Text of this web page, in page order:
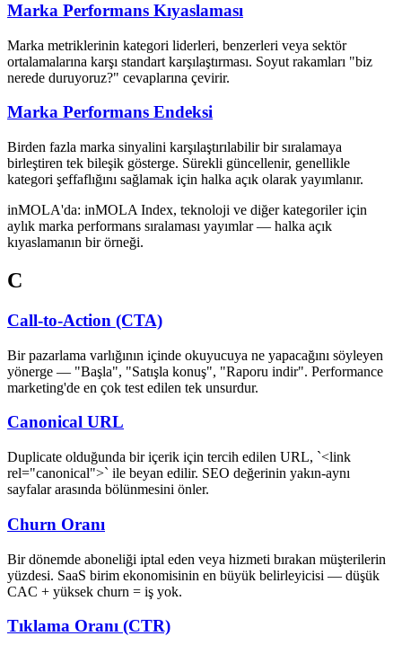
Marka Performans Kıyaslaması
Marka metriklerinin kategori liderleri, benzerleri veya sektör
ortalamalarına karşı standart karşılaştırması. Soyut rakamları "biz
nerede duruyoruz?" cevaplarına çevirir.
Marka Performans Endeksi
Birden fazla marka sinyalini karşılaştırılabilir bir sıralamaya
birleştiren tek bileşik gösterge. Sürekli güncellenir, genellikle
kategori şeffaflığını sağlamak için halka açık olarak yayımlanır.
inMOLA'da: inMOLA Index, teknoloji ve diğer kategoriler için
aylık marka performans sıralaması yayımlar — halka açık
kıyaslamanın bir örneği.
C
Call-to-Action (CTA)
Bir pazarlama varlığının içinde okuyucuya ne yapacağını söyleyen
yönerge — "Başla", "Satışla konuş", "Raporu indir". Performance
marketing'de en çok test edilen tek unsurdur.
Canonical URL
Duplicate olduğunda bir içerik için tercih edilen URL, `<link
rel="canonical">` ile beyan edilir. SEO değerinin yakın-aynı
sayfalar arasında bölünmesini önler.
Churn Oranı
Bir dönemde aboneliği iptal eden veya hizmeti bırakan müşterilerin
yüzdesi. SaaS birim ekonomisinin en büyük belirleyicisi — düşük
CAC + yüksek churn = iş yok.
Tıklama Oranı (CTR)